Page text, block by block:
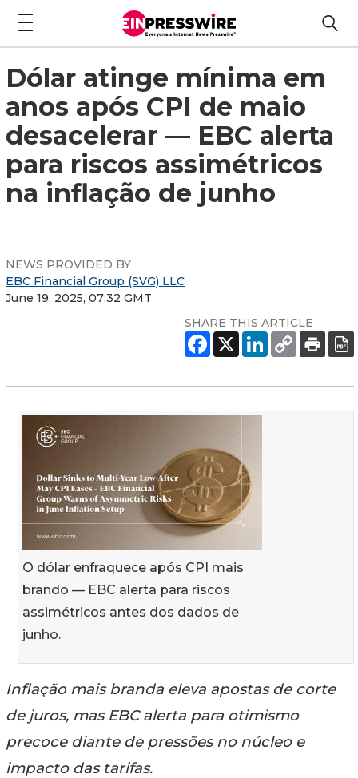
Dólar atinge mínima em
anos após CPI de maio
desacelerar — EBC alerta
para riscos assimétricos
na inflação de junho
NEWS PROVIDED BY
EBC Financial Group (SVG) LLC
June 19, 2025, 07:32 GMT
SHARE THIS ARTICLE
O dólar enfraquece após CPI mais
brando — EBC alerta para riscos
assimétricos antes dos dados de
junho.
Inflação mais branda eleva apostas de corte
de juros, mas EBC alerta para otimismo
precoce diante de pressões no núcleo e
impacto das tarifas.